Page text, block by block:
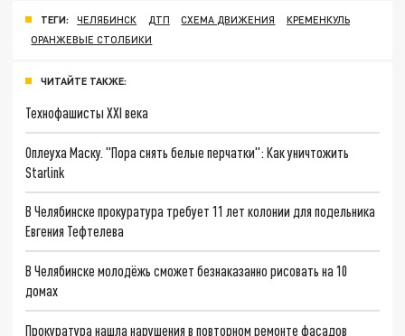
ТЕГИ: ЧЕЛЯБИНСК ДТП СХЕМА ДВИЖЕНИЯ
КРЕМЕНКУЛЬ
ОРАНЖЕВЫЕ СТОЛБИКИ
ЧИТАЙТЕ ТАКЖЕ:
Технофашисты XXI века
Оплеуха Маску. "Пора снять белые перчатки": Как уничтожить
Starlink
В Челябинске прокуратура требует 11 лет колонии для подельника
Евгения Тефтелева
В Челябинске молодёжь сможет безнаказанно рисовать на 10
домах
Прокуратура нашла нарушения в повторном ремонте фасадов